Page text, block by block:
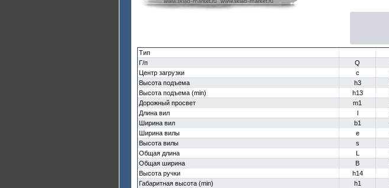
Тип
Г/п
Q
Центр загрузки
c
Высота подъема
h3
Высота подъема (min)
h13
Дорожный просвет
m1
Длина вил
l
Ширина вил
b1
Ширина вилы
e
Высота вилы
s
Общая длина
L
Общая ширина
B
Высота ручки
h14
Габаритная высота (min)
h1